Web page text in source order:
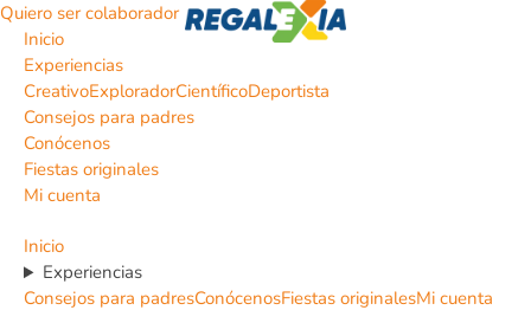
Quiero ser colaborador
Inicio
Experiencias
CreativoExploradorCientíficoDeportista
Consejos para padres
Conócenos
Fiestas originales
Mi cuenta
Inicio
Experiencias
Consejos para padresConócenosFiestas originalesMi cuenta